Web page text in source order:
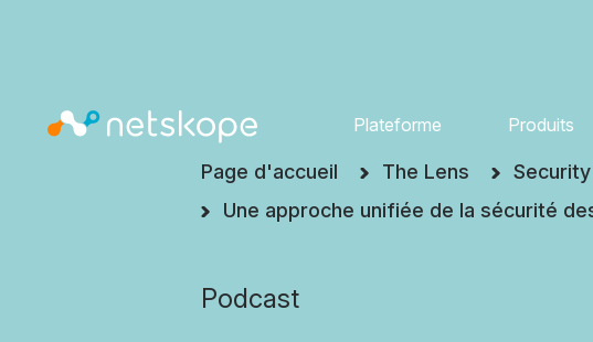
Plateforme Produits
Page d'accueil The Lens
Une approche unifiée de la sécurité
Podcast